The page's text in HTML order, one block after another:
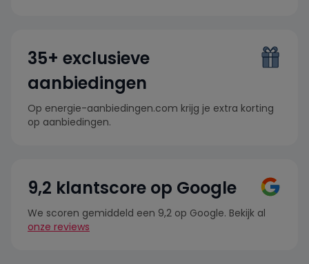
35+ exclusieve
aanbiedingen
Op energie-aanbiedingen.com krijg je extra korting
op aanbiedingen.
9,2 klantscore op Google
We scoren gemiddeld een 9,2 op Google. Bekijk al
onze reviews